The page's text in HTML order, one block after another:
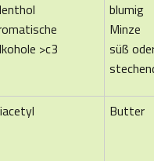
>c3
blumig
Minze
süß
Butter